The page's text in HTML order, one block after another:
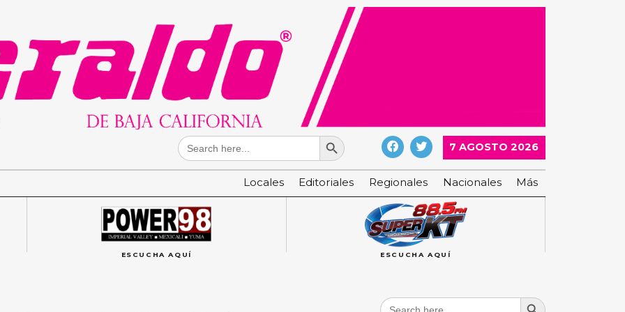
Search
for:
Search Button
7 AGOSTO 2026
Locales Editoriales Regionales Nacionales Más
ESCUCHA AQUÍ ESCUCHA AQUÍ
Search
Search Button